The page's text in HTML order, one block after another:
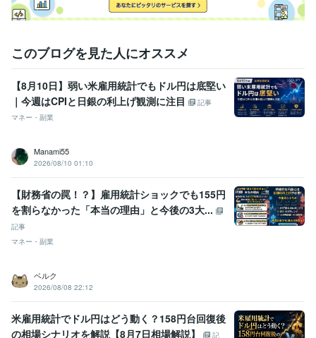
このブログを見た人にオススメ
【8月10日】弱い米雇用統計でもドル円は底堅い
｜今週はCPIと日銀の利上げ観測に注目
記事
マネー・副業
Manami55
2026/08/10 01:10
​【財務省の罠！？】雇用統計ショックでも155円
を割らなかった「本当の理由」と今後の3大...
記事
マネー・副業
ベルク
2026/08/08 22:12
米雇用統計でドル円はどう動く？158円台回復後
の相場シナリオを解説【8月7日相場解説】
記